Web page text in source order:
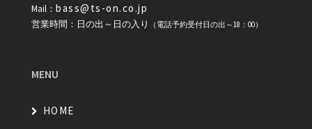
Mail： bass@ts-on.co.jp
営業時間：日の出～日の入り （電話予約受付日の出～18：00）
MENU
HOME